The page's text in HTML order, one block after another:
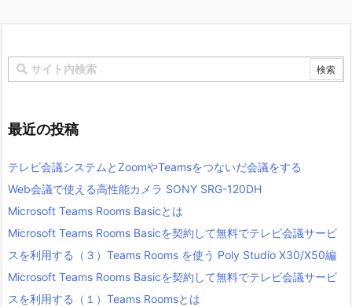
最近の投稿
テレビ会議システムとZoomやTeamsをつないだ会議をする
Web会議で使える高性能カメラ SONY SRG-120DH
Microsoft Teams Rooms Basicとは
Microsoft Teams Rooms Basicを契約して無料でテレビ会議サービ
スを利用する（３）Teams Rooms を使う Poly Studio X30/X50編
Microsoft Teams Rooms Basicを契約して無料でテレビ会議サービ
スを利用する（１）Teams Roomsとは